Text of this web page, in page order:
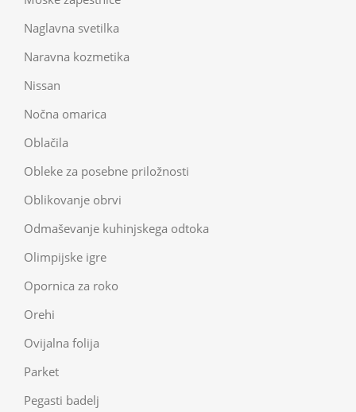
Naglavna svetilka
Naravna kozmetika
Nissan
Nočna omarica
Oblačila
Obleke za posebne priložnosti
Oblikovanje obrvi
Odmaševanje kuhinjskega odtoka
Olimpijske igre
Opornica za roko
Orehi
Ovijalna folija
Parket
Pegasti badelj